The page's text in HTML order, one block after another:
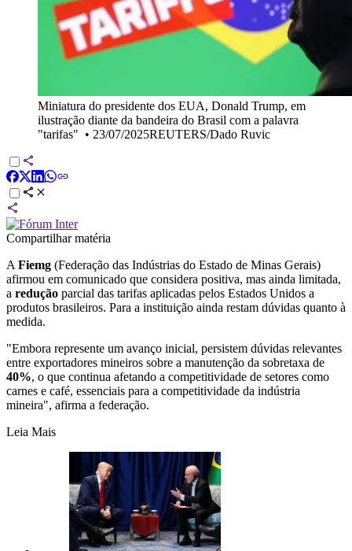
Miniatura do presidente dos EUA, Donald Trump, em
ilustração diante da bandeira do Brasil com a palavra
"tarifas" • 23/07/2025REUTERS/Dado Ruvic
Compartilhar matéria
A Fiemg (Federação das Indústrias do Estado de Minas Gerais)
afirmou em comunicado que considera positiva, mas ainda limitada,
a redução parcial das tarifas aplicadas pelos Estados Unidos a
produtos brasileiros. Para a instituição ainda restam dúvidas quanto à
medida.
"Embora represente um avanço inicial, persistem dúvidas relevantes
entre exportadores mineiros sobre a manutenção da sobretaxa de
40%, o que continua afetando a competitividade de setores como
carnes e café, essenciais para a competitividade da indústria
mineira", afirma a federação.
Leia Mais